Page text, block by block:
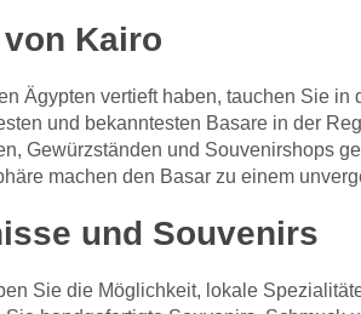
Kairo
Ägypten vertieft haben, tauchen Sie
und bekanntesten Basare in der
Gewürzständen und Souvenirshops
machen den Basar zu einem
und Souvenirs
Sie die Möglichkeit, lokale